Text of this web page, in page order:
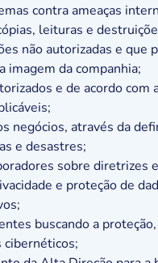
contra ameaças
leituras e
não autorizadas e que
da companhia;
e de acordo com
negócios, através da
e desastres;
sobre diretrizes
e proteção de
buscando a
cibernéticos;